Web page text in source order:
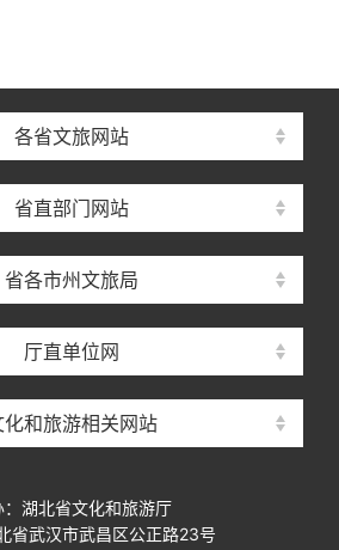
各省文旅网站
省直部门网站
省各市州文旅局
厅直单位网
化和旅游相关网站
：湖北省文化和旅游厅
省武汉市武昌区公正路23号